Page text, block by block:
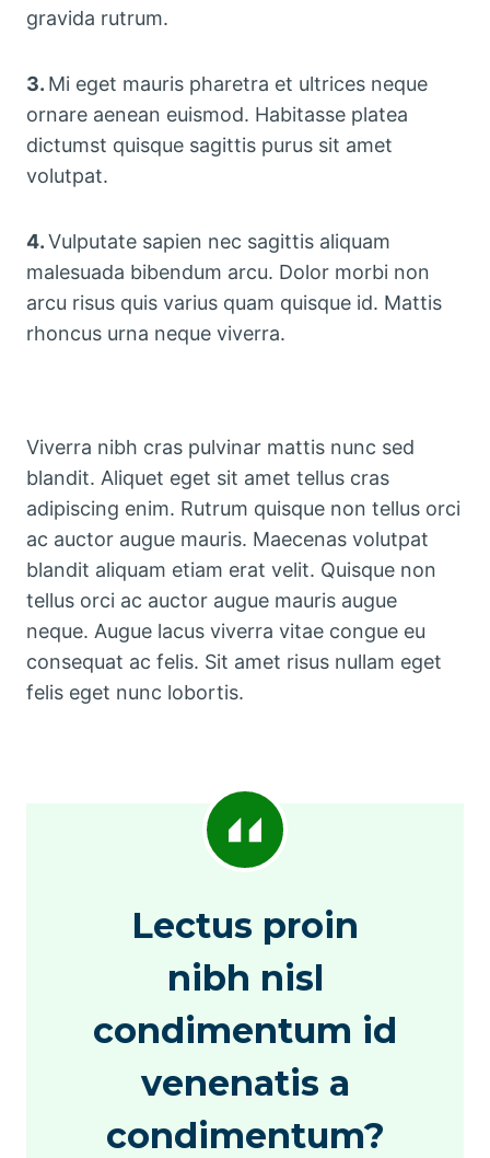
gravida rutrum.
3. Mi eget mauris pharetra et ultrices neque
ornare aenean euismod. Habitasse platea
dictumst quisque sagittis purus sit amet
volutpat.
4.Vulputate sapien nec sagittis aliquam
malesuada bibendum arcu. Dolor morbi non
arcu risus quis varius quam quisque id. Mattis
rhoncus urna neque viverra.
Viverra nibh cras pulvinar mattis nunc sed
blandit. Aliquet eget sit amet tellus cras
adipiscing enim. Rutrum quisque non tellus orci
ac auctor augue mauris. Maecenas volutpat
blandit aliquam etiam erat velit. Quisque non
tellus orci ac auctor augue mauris augue
neque. Augue lacus viverra vitae congue eu
consequat ac felis. Sit amet risus nullam eget
felis eget nunc lobortis.
Lectus proin
nibh nisl
condimentum id
venenatis a
condimentum?